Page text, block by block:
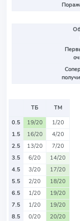
ТБ
ТМ
0.5
19/20
1/20
1.5
16/20
4/20
2.5
13/20
7/20
3.5
6/20
14/20
4.5
3/20
17/20
5.5
2/20
18/20
6.5
1/20
19/20
7.5
1/20
19/20
8.5
0/20 20/20